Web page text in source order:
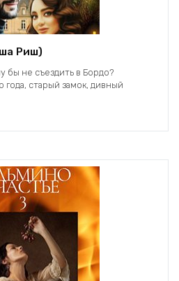
Риш)
бы не съездить в Бордо?
года, старый замок, дивный